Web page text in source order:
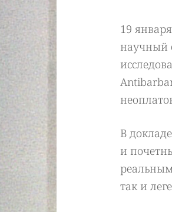
19
научный
В
и
так и